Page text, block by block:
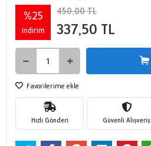
%25
indirim
450,00 TL
337,50 TL
Favorilerime ekle
Hızlı Gönderi Güvenli Alışveriş